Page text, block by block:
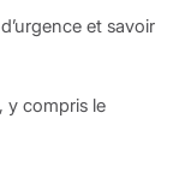
et savoir
y compris le